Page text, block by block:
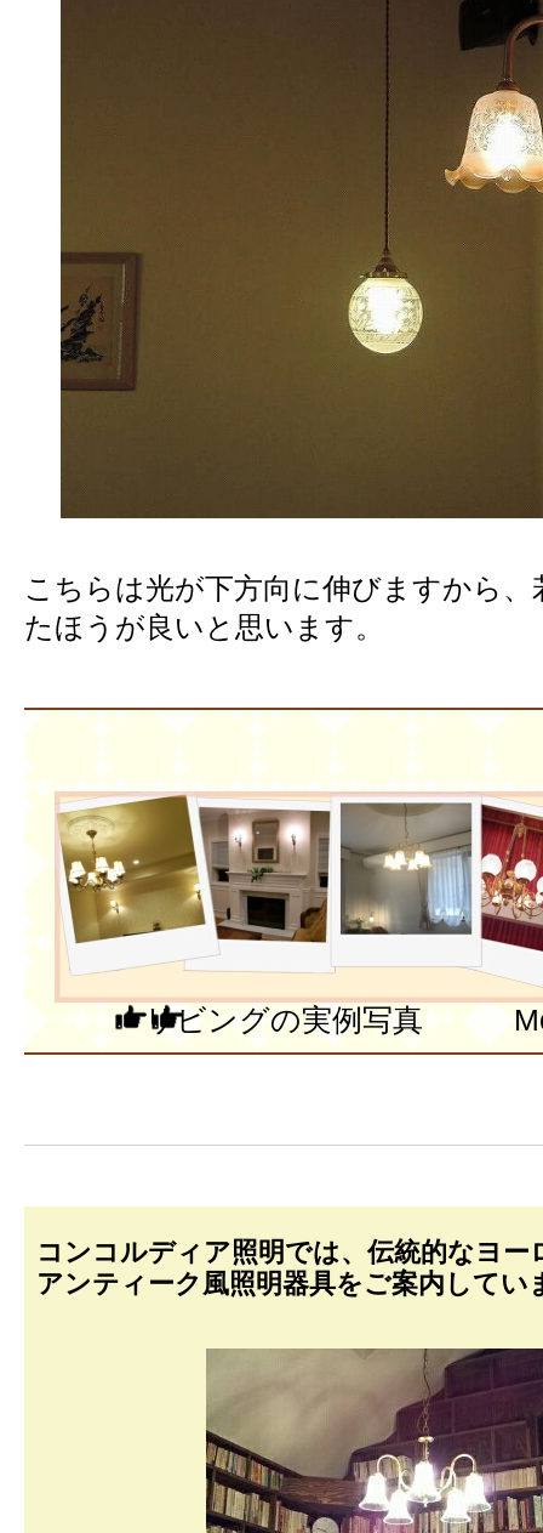
こちらは光が下方向に伸びますから、
たほうが良いと思います。
リビングの実例写真
コンコルディア照明では、伝統的なヨー
アンティーク風照明器具をご案内してい